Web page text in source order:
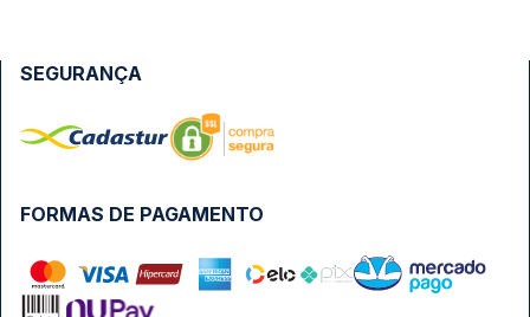
FORMAS DE PAGAMENTO
SEGURANÇA